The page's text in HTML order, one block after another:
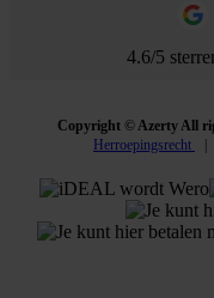
4.6/5
Copyright © Azerty All
Herroepingsrecht